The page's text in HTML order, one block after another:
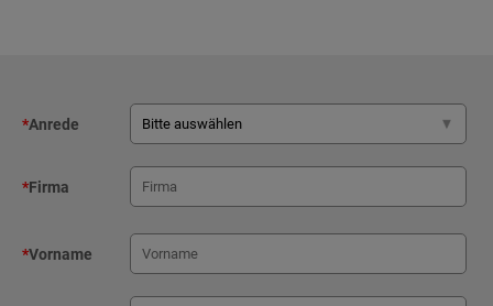
*Anrede
*Firma
*Vorname